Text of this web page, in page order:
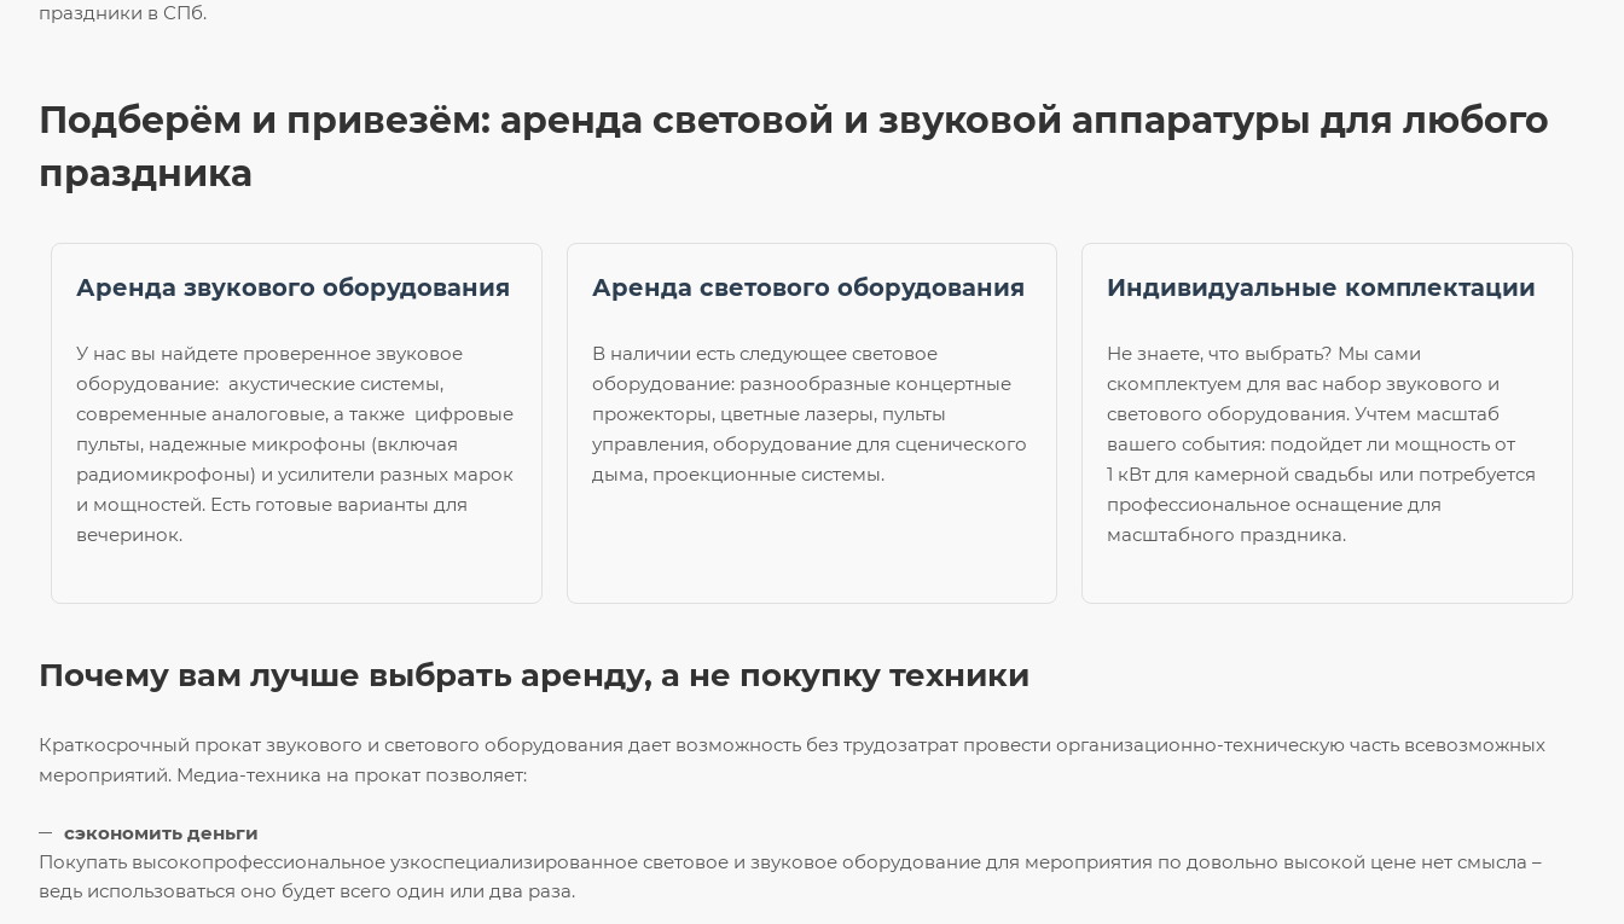
праздники в СПб.
Подберём и привезём: аренда световой и звуковой аппаратуры для любого
праздника
Аренда звукового оборудования
У нас вы найдете проверенное звуковое
оборудование: акустические системы,
современные аналоговые, а также цифровые
пульты, надежные микрофоны (включая
радиомикрофоны) и усилители разных марок
и мощностей. Есть готовые варианты для
вечеринок.
Аренда светового оборудования
В наличии есть следующее световое
оборудование: разнообразные концертные
прожекторы, цветные лазеры, пульты
управления, оборудование для сценического
дыма, проекционные системы.
Индивидуальные комплектации
Не знаете, что выбрать? Мы сами
скомплектуем для вас набор звукового и
светового оборудования. Учтем масштаб
вашего события: подойдет ли мощность от
1 кВт для камерной свадьбы или потребуется
профессиональное оснащение для
масштабного праздника.
Почему вам лучше выбрать аренду, а не покупку техники
Краткосрочный прокат звукового и светового оборудования дает возможность без трудозатрат провести организационно-техническую часть всевозможных
мероприятий. Медиа-техника на прокат позволяет:
сэкономить деньги
Покупать высокопрофессиональное узкоспециализированное световое и звуковое оборудование для мероприятия по довольно высокой цене нет смысла –
ведь использоваться оно будет всего один или два раза.